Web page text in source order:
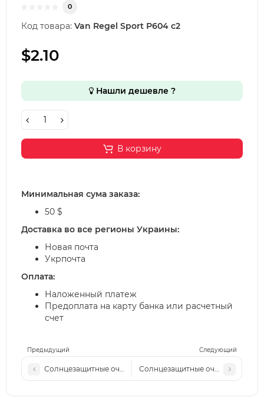
Предыдущий Следующий
Солнцезащитные очки Polarized Van Regel Sport Р604 с3
Солнцезащитные очки Polarized
0
Код товара: Van Regel Sport Р604 с2
$2.10
Нашли дешевле ?
В корзину
Минимальная сума заказа:
50 $
Доставка во все регионы Украины:
Новая почта
Укрпочта
Оплата:
Наложенный платеж
Предоплата на карту банка или расчетный
счет